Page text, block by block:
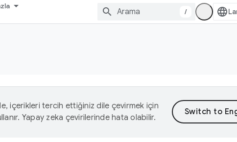
/
içerikleri tercih ettiğiniz dile çevirmek için
Yapay zeka çevirilerinde hata olabilir.